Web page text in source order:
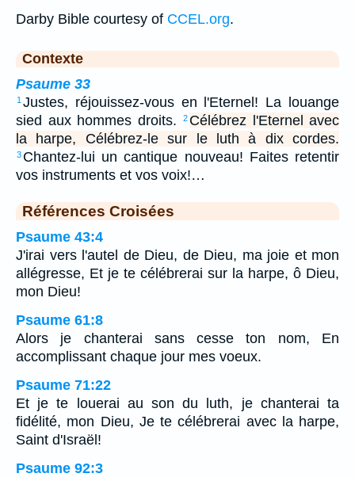
Darby Bible courtesy of CCEL.org.
Contexte
Psaume 33
1 Justes, réjouissez-vous en l'Eternel! La louange
sied aux hommes droits.
2 Célébrez l'Eternel avec
la harpe, Célébrez-le sur le luth à dix cordes.
3 Chantez-lui un cantique nouveau! Faites retentir
vos instruments et vos voix!…
Références Croisées
Psaume 43:4
J'irai vers l'autel de Dieu, de Dieu, ma joie et mon
allégresse, Et je te célébrerai sur la harpe, ô Dieu,
mon Dieu!
Psaume 61:8
Alors je chanterai sans cesse ton nom, En
accomplissant chaque jour mes voeux.
Psaume 71:22
Et je te louerai au son du luth, je chanterai ta
fidélité, mon Dieu, Je te célébrerai avec la harpe,
Saint d'Israël!
Psaume 92:3